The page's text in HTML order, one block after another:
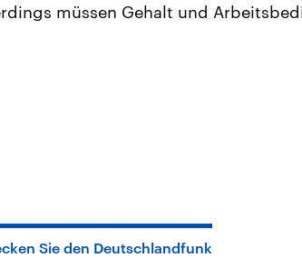
müssen Gehalt und
Sie den Deutschlandfunk